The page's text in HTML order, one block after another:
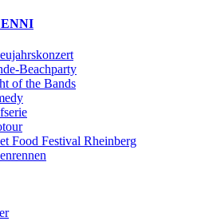
ENNI
Beachparty
of the Bands
Food Festival Rheinberg